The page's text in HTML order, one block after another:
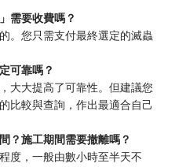
需要收費嗎？
。您只需支付最終選定的滅蟲
可靠嗎？
大大提高了可靠性。但建議您
比較與查詢，作出最適合自己
？施工期間需要撤離嗎？
度，一般由數小時至半天不